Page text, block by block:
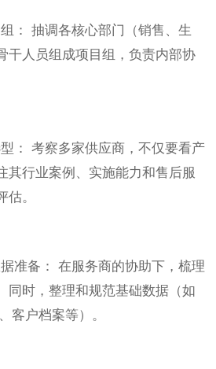
抽调各核心部门（销售、生
干人员组成项目组，负责内部协
考察多家供应商，不仅要看产
其行业案例、实施能力和售后服
。
备： 在服务商的协助下，梳理
同时，整理和规范基础数据（如
客户档案等）。